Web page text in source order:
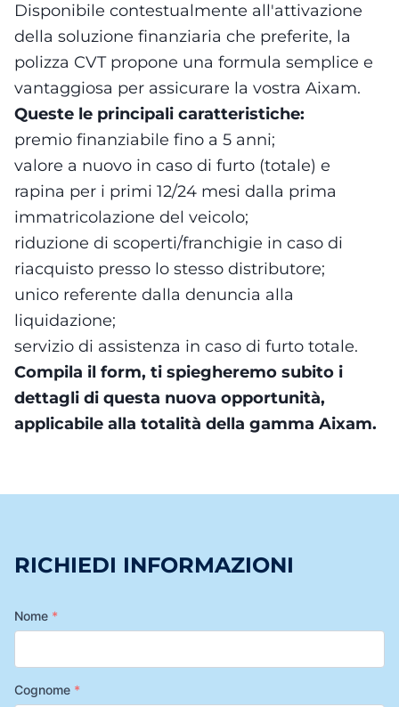
Disponibile contestualmente all'attivazione
della soluzione finanziaria che preferite, la
polizza CVT propone una formula semplice e
vantaggiosa per assicurare la vostra Aixam.
Queste le principali caratteristiche:
premio finanziabile fino a 5 anni;
valore a nuovo in caso di furto (totale) e
rapina per i primi 12/24 mesi dalla prima
immatricolazione del veicolo;
riduzione di scoperti/franchigie in caso di
riacquisto presso lo stesso distributore;
unico referente dalla denuncia alla
liquidazione;
servizio di assistenza in caso di furto totale.
Compila il form, ti spiegheremo subito i
dettagli di questa nuova opportunità,
applicabile alla totalità della gamma Aixam.
RICHIEDI INFORMAZIONI
Nome *
Cognome *